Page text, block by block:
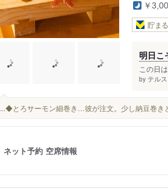
￥
貯まる
明日
この日
by テル
...◆とろサーモン細巻き…彼が注文。少し納豆巻き
ネット予約 空席情報